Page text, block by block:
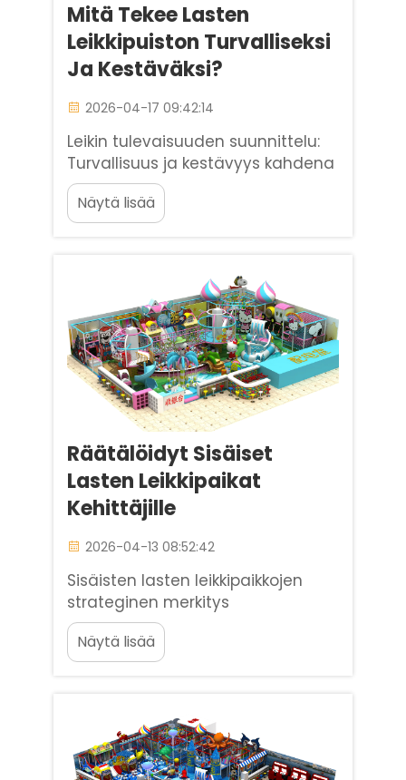
Mitä Tekee Lasten
Leikkipuiston Turvalliseksi
Ja Kestäväksi?
2026-04-17 09:42:14
Leikin tulevaisuuden suunnittelu:
Turvallisuus ja kestävyys kahdena
peruspilarenä Lasten
leikkipaikkaan sijoittamisessa on
niin monta muuttujaa, mutta
turvallisuuskysymysten
ratkaiseminen on tärkeintä kaikille
sidosryhmille, olivatpa he sitten...
Näytä lisää
Räätälöidyt Sisäiset
Lasten Leikkipaikat
Kehittäjille
2026-04-13 08:52:42
Sisäisten lasten leikkipaikkojen
strateginen merkitys
nykyaikaisessa kiinteistöalalla
Sisäisten lasten leikkipaikkojen
arvo ylittää yksinkertaisen
kiinteistömaailmassa. Edistyneet
suunnittelijat pitävät näitä
Näytä lisää